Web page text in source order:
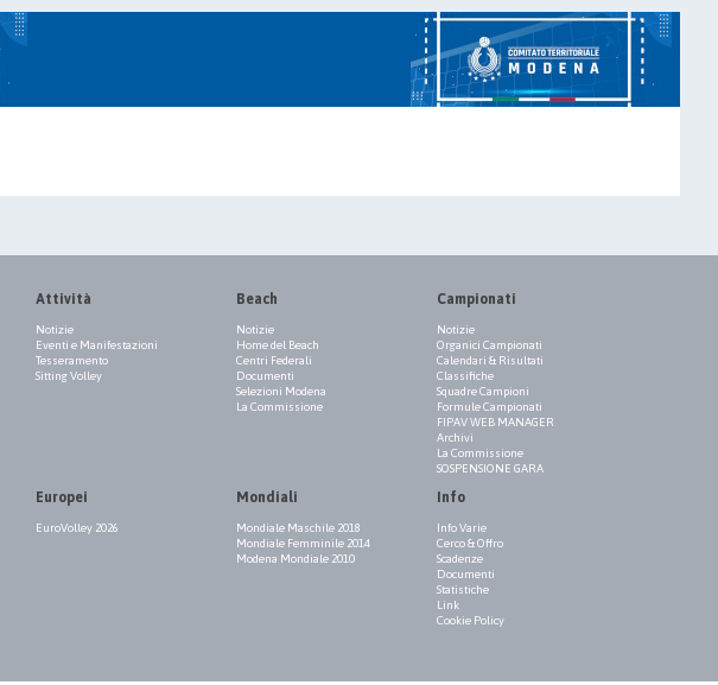
Attività
Notizie
Eventi e Manifestazioni
Tesseramento
Sitting Volley
Beach
Notizie
Home del Beach
Centri Federali
Documenti
Selezioni Modena
La Commissione
Campionati
Notizie
Organici Campionati
Calendari & Risultati
Classifiche
Squadre Campioni
Formule Campionati
FIPAV WEB MANAGER
Archivi
La Commissione
SOSPENSIONE GARA
Europei
EuroVolley 2026
Mondiali
Mondiale Maschile 2018
Mondiale Femminile 2014
Modena Mondiale 2010
Info
Info Varie
Cerco & Offro
Scadenze
Documenti
Statistiche
Link
Cookie Policy